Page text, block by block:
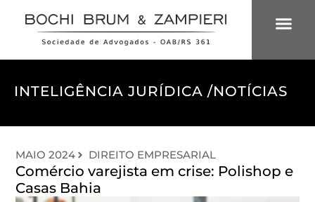
INTELIGÊNCIA JURÍDICA /NOTÍCIAS
MAIO 2024 DIREITO EMPRESARIAL
Comércio varejista em crise: Polishop e
Casas Bahia